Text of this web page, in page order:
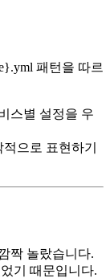
패턴을 따르
스별 설정을 우
으로 표현하기
짝 놀랐습니다.
기 때문입니다.